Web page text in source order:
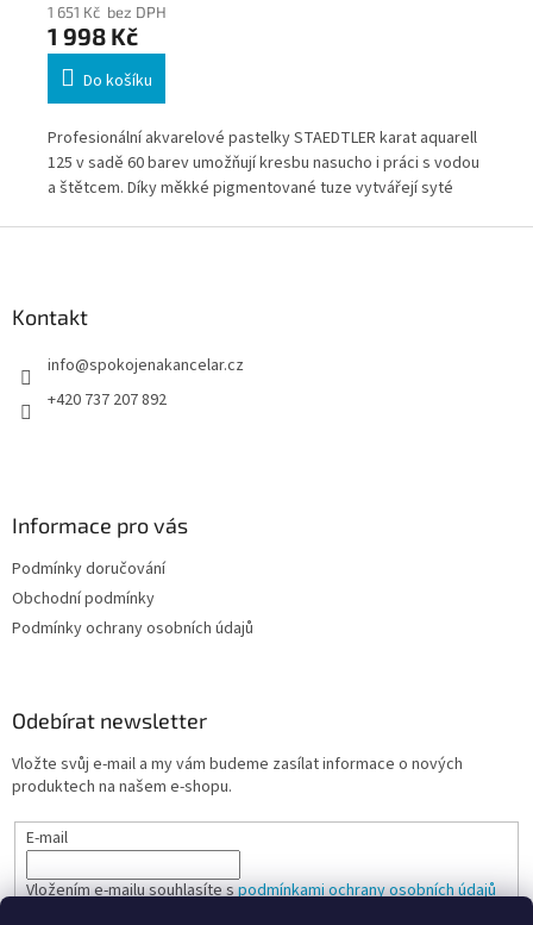
1 651 Kč bez DPH
1 998 Kč
Do košíku
Profesionální akvarelové pastelky STAEDTLER karat aquarell
125 v sadě 60 barev umožňují kresbu nasucho i práci s vodou
a štětcem. Díky měkké pigmentované tuze vytvářejí syté
Kontakt
info@spokojenakancelar.cz
+420 737 207 892
Informace pro vás
Podmínky doručování
Obchodní podmínky
Podmínky ochrany osobních údajů
Odebírat newsletter
Vložte svůj e-mail a my vám budeme zasílat informace o nových
produktech na našem e-shopu.
E-mail
Vložením e-mailu souhlasíte spodmínkami ochrany osobních údajů